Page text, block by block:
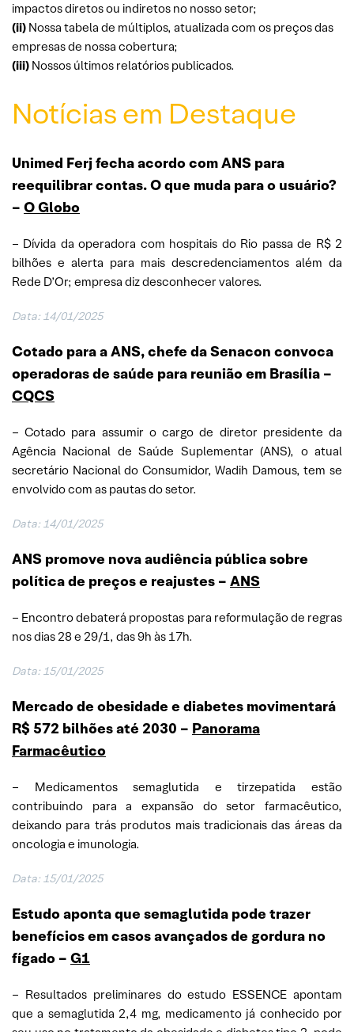
impactos diretos ou indiretos no nosso setor;
(ii) Nossa tabela de múltiplos, atualizada com os preços das
empresas de nossa cobertura;
(iii) Nossos últimos relatórios publicados.
Notícias em Destaque
Unimed Ferj fecha acordo com ANS para
reequilibrar contas. O que muda para o usuário?
– O Globo
– Dívida da operadora com hospitais do Rio passa de R$ 2
bilhões e alerta para mais descredenciamentos além da
Rede D’Or; empresa diz desconhecer valores.
Data: 14/01/2025
Cotado para a ANS, chefe da Senacon convoca
operadoras de saúde para reunião em Brasília –
CQCS
– Cotado para assumir o cargo de diretor presidente da
Agência Nacional de Saúde Suplementar (ANS), o atual
secretário Nacional do Consumidor, Wadih Damous, tem se
envolvido com as pautas do setor.
Data: 14/01/2025
ANS promove nova audiência pública sobre
política de preços e reajustes – ANS
– Encontro debaterá propostas para reformulação de regras
nos dias 28 e 29/1, das 9h às 17h.
Data: 15/01/2025
Mercado de obesidade e diabetes movimentará
R$ 572 bilhões até 2030 – Panorama
Farmacêutico
– Medicamentos semaglutida e tirzepatida estão
contribuindo para a expansão do setor farmacêutico,
deixando para trás produtos mais tradicionais das áreas da
oncologia e imunologia.
Data: 15/01/2025
Estudo aponta que semaglutida pode trazer
benefícios em casos avançados de gordura no
fígado – G1
– Resultados preliminares do estudo ESSENCE apontam
que a semaglutida 2,4 mg, medicamento já conhecido por